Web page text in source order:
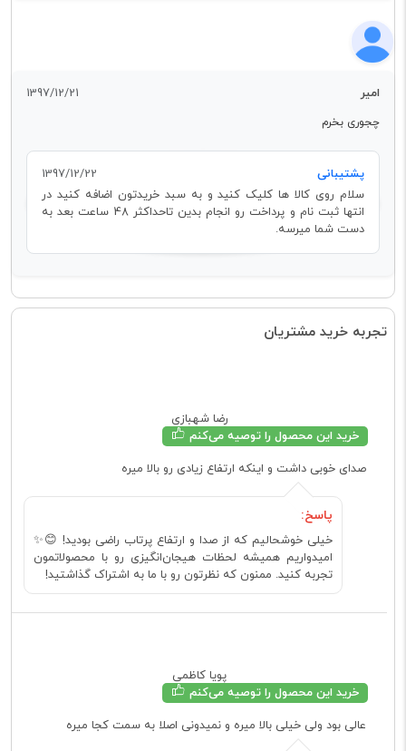
امیر 1397/12/21
چجوری بخرم
پشتیبانی
1397/12/22
سلام روی کالا ها کلیک کنید و به سبد خریدتون اضافه کنید در
انتها ثبت نام و پرداخت رو انجام بدین تاحداکثر 48 ساعت بعد به
دست شما میرسه.
تجربه خرید مشتریان
رضا شهبازی
خرید این محصول را توصیه می‌کنم
صدای خوبی داشت و اینکه ارتفاع زیادی رو بالا میره
پاسخ:
خیلی خوشحالیم که از صدا و ارتفاع پرتاب راضی بودید! 😊✨
امیدواریم همیشه لحظات هیجان‌انگیزی رو با محصولاتمون
تجربه کنید. ممنون که نظرتون رو با ما به اشتراک گذاشتید!
پویا کاظمی
خرید این محصول را توصیه می‌کنم
عالی بود ولی خیلی بالا میره و نمیدونی اصلا به سمت کجا میره